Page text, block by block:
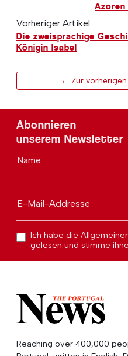
Vorheriger Artikel
Die zweisprachige
Königin Isabel
← Zur
Abonnieren
unserem Newsletter
Name
E-Mail-Addresse
Ich habe die
gelesen und stimme
Reaching over 400,000